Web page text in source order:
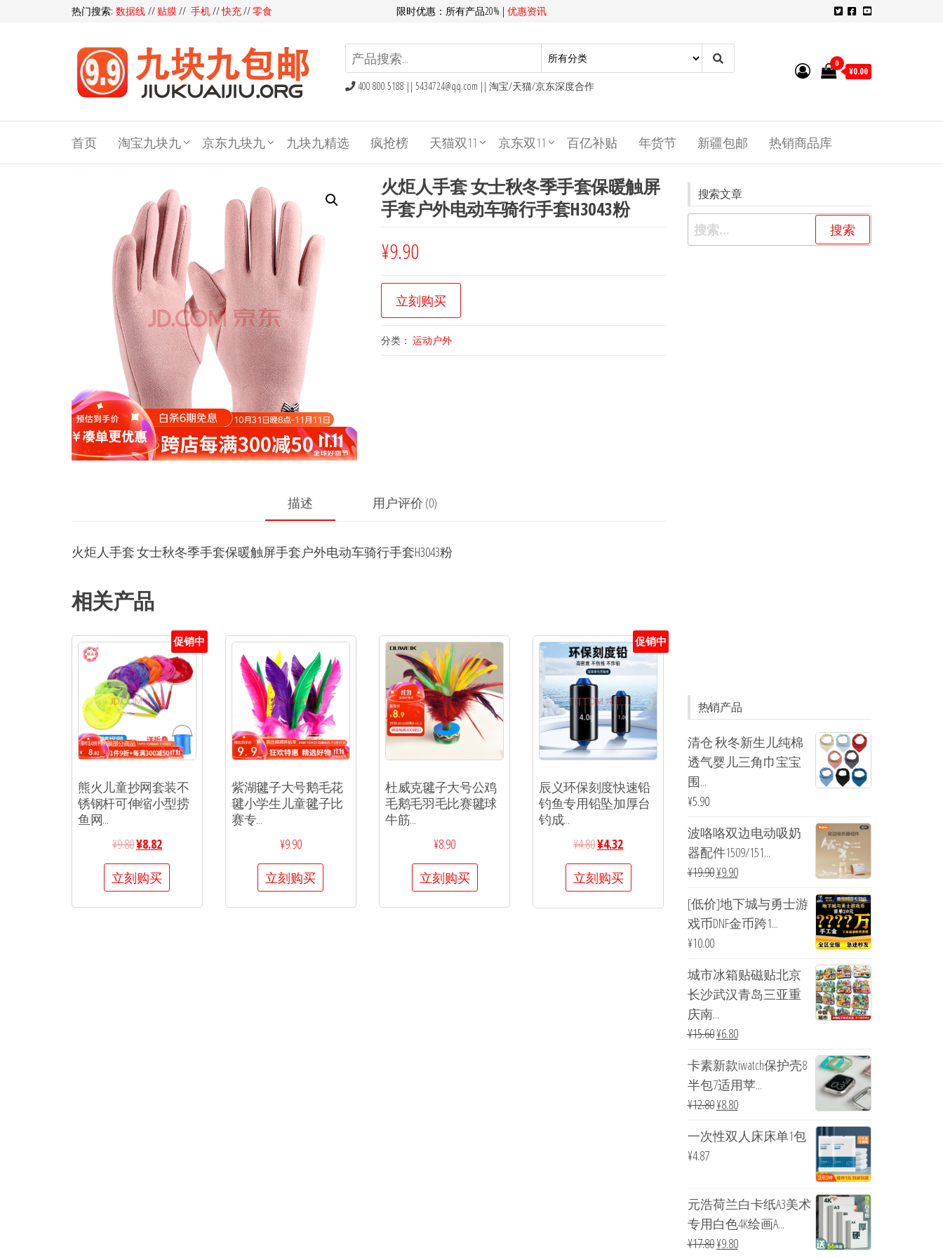
热门搜索: 数据线 // 贴膜// 手机//快充//零食 限时优惠：所有产品20% | 优惠资讯
九包
邮,9
邮,九
400 800 5188 || 5434724@qq.com || 淘宝/天猫/京东深度合作
0
¥0.00
首页 淘宝九块九 京东九块九 九块九精选 疯抢榜 天猫双11 京东双11 百亿补贴 年货节 新疆包邮 热销商品库
火炬人手套 女士秋冬季手套保暖触屏
手套户外电动车骑行手套H3043粉
¥9.90
立刻购买
分类： 运动户外
描述 用户评价 (0)
火炬人手套 女士秋冬季手套保暖触屏手套户外电动车骑行手套H3043粉
相关产品
促销中
熊火儿童抄网套装不
锈钢杆可伸缩小型捞
鱼网...
¥9.80¥8.82
立刻购买
紫湖毽子大号鹅毛花
毽小学生儿童毽子比
赛专...
¥9.90
立刻购买
杜威克毽子大号公鸡
毛鹅毛羽毛比赛毽球
牛筋...
¥8.90
立刻购买
促销中
辰义环保刻度快速铅
钓鱼专用铅坠加厚台
钓成...
¥4.80¥4.32
立刻购买
搜索文章
热销产品
清仓 秋冬新生儿纯棉
透气婴儿三角巾宝宝
围...
¥5.90
波咯咯双边电动吸奶
器配件1509/151...
¥19.90¥9.90
[低价]地下城与勇士游
戏币DNF金币跨1...
¥10.00
城市冰箱贴磁贴北京
长沙武汉青岛三亚重
庆南...
¥15.60¥6.80
卡素新款iwatch保护壳8
半包7适用苹...
¥12.80¥8.80
一次性双人床床单1包
¥4.87
元浩荷兰白卡纸A3美术
专用白色4K绘画A...
¥17.80¥9.80